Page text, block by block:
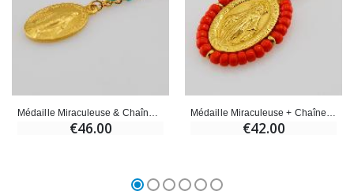
€46.00 €42.00